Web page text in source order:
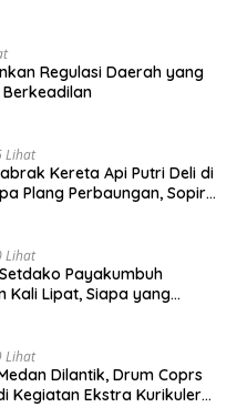
Regulasi Daerah yang
Lihat
Kereta Api Putri Deli di
Plang Perbaungan, Sopir
Lihat
Payakumbuh
Kali Lipat, Siapa yang
Lihat
Dilantik, Drum Coprs
Kegiatan Ekstra Kurikuler